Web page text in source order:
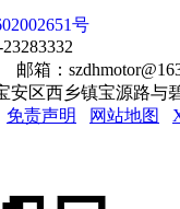
号
箱：
安区西乡镇宝源路与
免责声明 网站地图